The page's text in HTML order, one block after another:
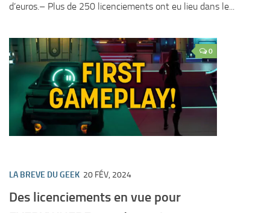
d’euros.– Plus de 250 licenciements ont eu lieu dans le...
0
LA BREVE DU GEEK 20 FÉV, 2024
Des licenciements en vue pour